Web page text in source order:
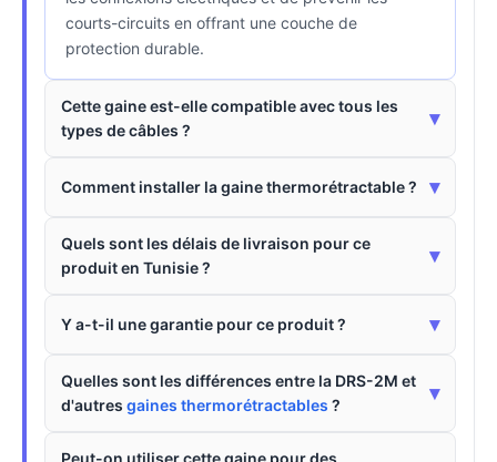
courts-circuits en offrant une couche de
protection durable.
Cette gaine est-elle compatible avec tous les
types de câbles ?
▾
Comment installer la gaine thermorétractable ? ▾
Quels sont les délais de livraison pour ce
produit en Tunisie ?
▾
Y a-t-il une garantie pour ce produit ? ▾
Quelles sont les différences entre la DRS-2M et
d'autres gaines thermorétractables ?
▾
Peut-on utiliser cette gaine pour des